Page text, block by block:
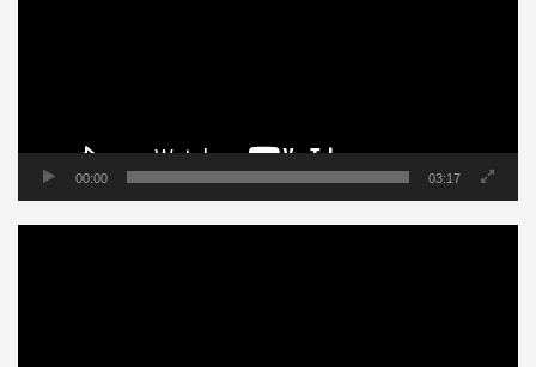
00:00 03:17